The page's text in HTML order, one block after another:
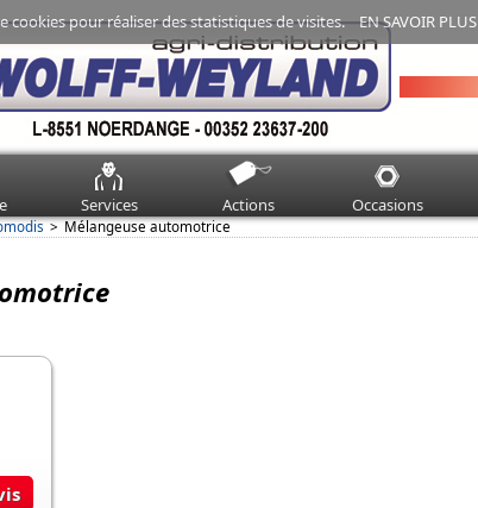
cookies pour réaliser des statistiques de visites.EN SAVOIR PLUS
Services Actions Occasions
Mélangeuse automotrice